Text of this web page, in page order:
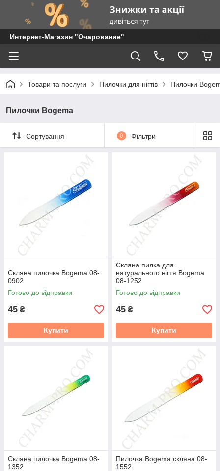
Интернет-Магазин "Очарование"
Товари та послуги Пилочки для нігтів Пилочки
Пилочки Bogema
Сортування 0 Фільтри
Скляна пилочка Bogema 08-
0902
Готово до відправки
45 ₴
Купити
Скляна пилка для
натурального нігтя Bogema
08-1252
Готово до відправки
45 ₴
Купити
Скляна пилочка Bogema 08-
1352
Пилочка Bogema скляна 08-
1552